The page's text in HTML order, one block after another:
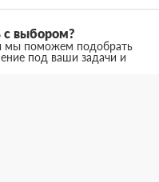
выбором?
мы поможем подобрать
под ваши задачи и